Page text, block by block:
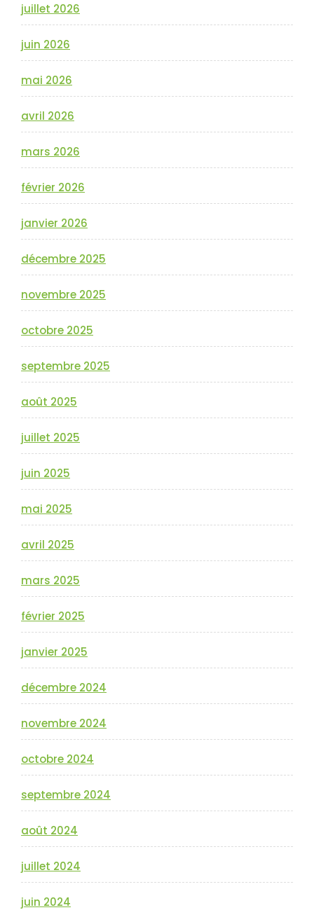
juillet 2026
juin 2026
mai 2026
avril 2026
mars 2026
février 2026
janvier 2026
décembre 2025
novembre 2025
octobre 2025
septembre 2025
août 2025
juillet 2025
juin 2025
mai 2025
avril 2025
mars 2025
février 2025
janvier 2025
décembre 2024
novembre 2024
octobre 2024
septembre 2024
août 2024
juillet 2024
juin 2024